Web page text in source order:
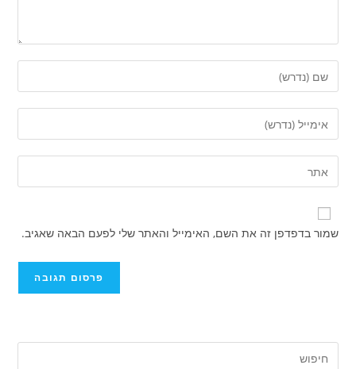
את
השם
שלך
שם
משתמש
כדי
להגיב
את
כתובת
דואר
שלך
כדי
את
כתובת
אתר
שמור בדפדפן זה את השם, האימייל והאתר שלי לפעם הבאה שאגיב.